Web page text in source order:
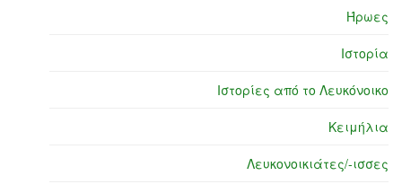
Ήρωες
Ιστορία
Ιστορίες από το Λευκόνοικο
Κειμήλια
Λευκονοικιάτες/-ισσες